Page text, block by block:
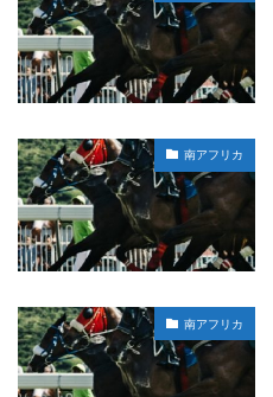
南アフリカ
南アフリカ